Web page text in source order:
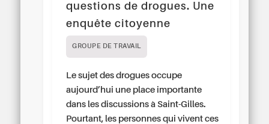
questions de drogues. Une
enquête citoyenne
GROUPE DE TRAVAIL
Le sujet des drogues occupe
aujourd’hui une place importante
dans les discussions à Saint-Gilles.
Pourtant, les personnes qui vivent ces